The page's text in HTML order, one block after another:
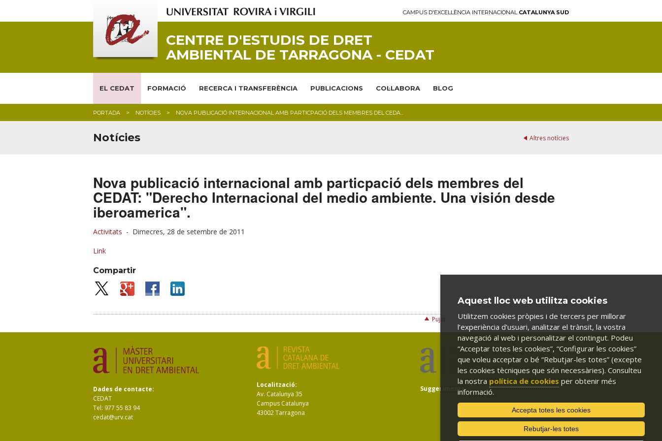
CAMPUS D'EXCEL·LÈNCIA INTERNACIONAL CATALUNYA SUD
CENTRE D'ESTUDIS DE DRET
AMBIENTAL DE TARRAGONA - CEDAT
EL CEDAT FORMACIÓ RECERCA I TRANSFERÈNCIA PUBLICACIONS COL·LABORA BLOG
PORTADA NOTÍCIES NOVA PUBLICACIÓ INTERNACIONAL AMB PARTICPACIÓ DELS MEMBRES DEL CEDA...
Altres notícies
Notícies
Nova publicació internacional amb particpació dels membres del
CEDAT: "Derecho Internacional del medio ambiente. Una visión desde
iberoamerica".
Activitats - Dimecres, 28 de setembre de 2011
Link
Compartir
Pujar
Dades de contacte:
CEDAT
Tel: 977 55 83 94
cedat@urv.cat
Localització:
Av. Catalunya 35
Campus Catalunya
43002 Tarragona
Suggeriments
Aquest lloc web utilitza cookies
Utilitzem cookies pròpies i de tercers per millorar
l’experiència d’usuari, analitzar el trànsit, la vostra
navegació al web i personalitzar el contingut. Podeu
“Acceptar totes les cookies”, “Configurar les cookies”
que voleu acceptar o bé “Rebutjar-les totes” (excepte
les cookies tècniques que són necessàries). Consulteu
la nostra política de cookies per obtenir més
informació.
Accepta totes les cookies
Rebutjar-les totes